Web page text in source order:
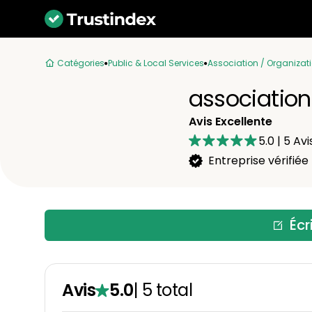
Catégories Public & Local Services Association /
Avis Excellente
5.0 | 5
Entreprise vérifiée
Avis 5.0| 5 total